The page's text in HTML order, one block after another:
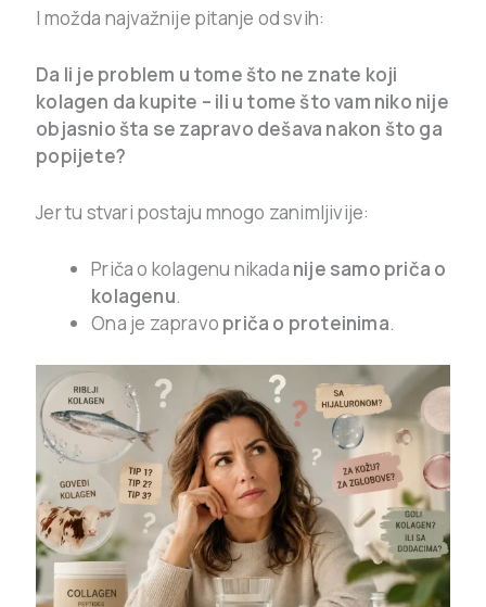
I možda najvažnije pitanje od svih:
Da li je problem u tome što ne znate koji
kolagen da kupite – ili u tome što vam niko nije
objasnio šta se zapravo dešava nakon što ga
popijete?
Jer tu stvari postaju mnogo zanimljivije:
Priča o kolagenu nikada nije samo priča o
kolagenu.
Ona je zapravo priča o proteinima.